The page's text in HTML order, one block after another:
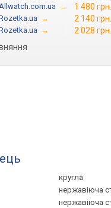
→ 1 480 грн.
→ 2 140 грн.
→
2 028 грн.
кругла
нержавіюча
нержавіюча